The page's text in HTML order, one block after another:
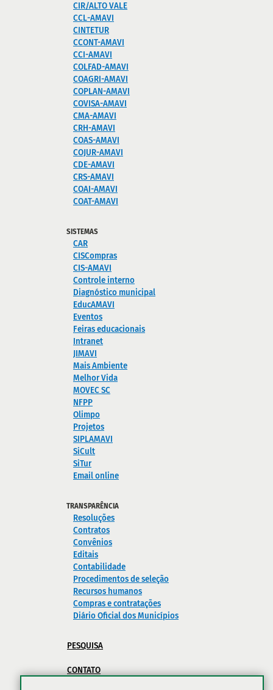
CIR/ALTO VALE
CCL-AMAVI
CINTETUR
CCONT-AMAVI
CCI-AMAVI
COLFAD-AMAVI
COAGRI-AMAVI
COPLAN-AMAVI
COVISA-AMAVI
CMA-AMAVI
CRH-AMAVI
COAS-AMAVI
COJUR-AMAVI
CDE-AMAVI
CRS-AMAVI
COAI-AMAVI
COAT-AMAVI
SISTEMAS
CAR
CISCompras
CIS-AMAVI
Controle interno
Diagnóstico municipal
EducAMAVI
Eventos
Feiras educacionais
Intranet
JIMAVI
Mais Ambiente
Melhor Vida
MOVEC SC
NFPP
Olimpo
Projetos
SIPLAMAVI
SiCult
SiTur
Email online
TRANSPARÊNCIA
Resoluções
Contratos
Convênios
Editais
Contabilidade
Procedimentos de seleção
Recursos humanos
Compras e contratações
Diário Oficial dos Municípios
PESQUISA
CONTATO